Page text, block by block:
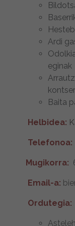
Ardi
eginak
Baita
Helbidea:
Telefonoa:
Mugikorra:
Email-a:
Ordutegia: